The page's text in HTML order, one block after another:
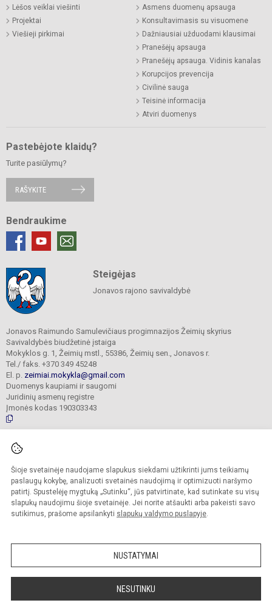
Šioje svetainėje naudojame slapukus siekdami užtikrinti jums teikiamų
paslaugų kokybę, analizuoti svetainės naudojimą ir optimizuoti naršymo
patirtį. Spustelėję mygtuką „Sutinku“, jūs patvirtinate, kad sutinkate su visų
slapukų naudojimu šioje svetainėje. Jei norite atšaukti arba pakeisti savo
sutikimus, prašome apsilankyti slapukų valdymo puslapyje.
NUSTATYMAI
NESUTINKU
Lėšos veiklai viešinti
Projektai
Viešieji pirkimai
Asmens duomenų apsauga
Konsultavimasis su visuomene
Dažniausiai užduodami klausimai
Pranešėjų apsauga
Pranešėjų apsauga. Vidinis kanalas
Korupcijos prevencija
Civilinė sauga
Teisinė informacija
Atviri duomenys
Pastebėjote klaidų?
Turite pasiūlymų?
RAŠYKITE
Bendraukime
Steigėjas
Jonavos rajono savivaldybė
Jonavos Raimundo Samulevičiaus progimnazijos Žeimių skyrius
Savivaldybės biudžetinė įstaiga
Mokyklos g. 1, Žeimių mstl., 55386, Žeimių sen., Jonavos r.
Tel./ faks. +370 349 45248
El. p. zeimiai.mokykla@gmail.com
Duomenys kaupiami ir saugomi
Juridinių asmenų registre
Įmonės kodas 190303343
© 2025. Jonavos Raimundo Samulevičiaus progimnazija Žeimių skyrius. Visos
Kopijuoti turinį be raštiško įstaigos administracijos sutikimo griežtai draudžiama.
Prieinamumo paraiška Slapukų politika
Sumanus būdas atnaujinti